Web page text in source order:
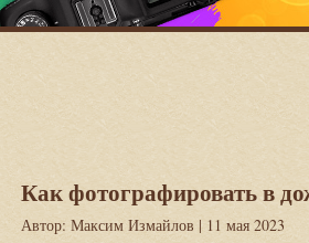
Как фотографировать в
Автор: Максим Измайлов | 11 мая 2023